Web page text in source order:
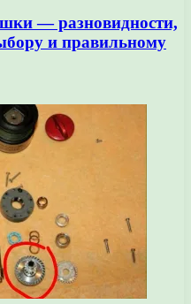
— разновидности,
и правильному